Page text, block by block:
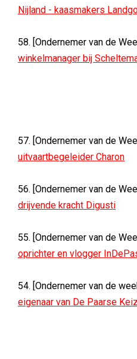
Nijland - kaasmakers
58. [Ondernemer van de
winkelmanager bij
57. [Ondernemer van de
uitvaartbegeleider Charon
56. [Ondernemer van de
drijvende kracht Digusti
55. [Ondernemer van de
oprichter en vlogger
54. [Ondernemer van de
eigenaar van De Paarse